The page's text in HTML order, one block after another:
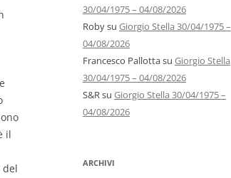
il
del
30/04/1975 – 04/08/2026
Robysu Giorgio Stella 30/04/1975 –
04/08/2026
Francesco Pallottasu Giorgio Stella
30/04/1975 – 04/08/2026
S&Rsu Giorgio Stella 30/04/1975 –
04/08/2026
ARCHIVI